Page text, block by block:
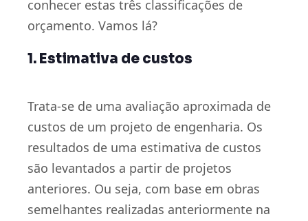
conhecer estas três classificações de
orçamento. Vamos lá?
1. Estimativa de custos
Trata-se de uma avaliação aproximada de
custos de um projeto de engenharia. Os
resultados de uma estimativa de custos
são levantados a partir de projetos
anteriores. Ou seja, com base em obras
semelhantes realizadas anteriormente na